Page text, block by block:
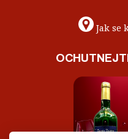
Jak se